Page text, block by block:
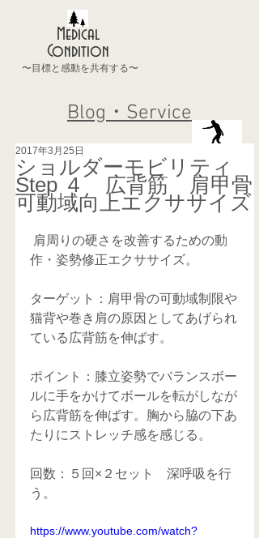
Medical
Condition
〜目標と感動を共有する〜
Blog・Service
ショルダーモビリティ
Step ４ 広背筋 肩甲骨
可動域向上エクササイズ
2017年3月25日
作・姿勢修正エクササイズ。
ターゲット：肩甲骨の可動域制限や
猫背や巻き肩の原因としてあげられ
ている広背筋を伸ばす。
ポイント：膝立姿勢でバランスボー
ルに手をかけてボールを転がしなが
ら広背筋を伸ばす。胸から脇の下あ
たりにストレッチ感を感じる。
回数：５回×２セット　深呼吸を行
う。
https://www.youtube.com/watch?